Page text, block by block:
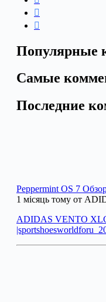
Популярные
Самые
Последние
Peppermint OS 7
1 місяць тому от
ADIDAS VENTO